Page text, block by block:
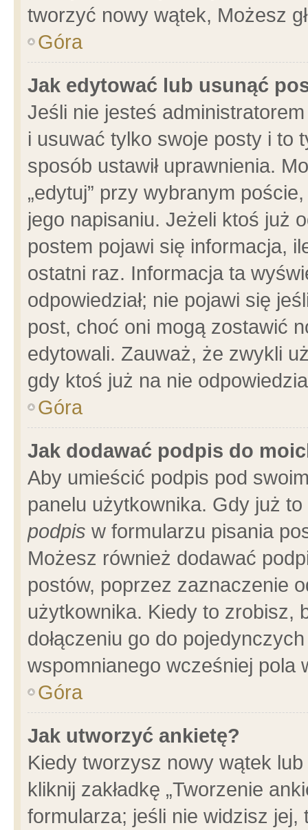
tworzyć nowy wątek, Możesz
Góra
Jak edytować lub usunąć
Jeśli nie jesteś
i usuwać tylko swoje posty i to
sposób ustawił uprawnienia.
„edytuj” przy wybranym
jego napisaniu. Jeżeli ktoś już
postem pojawi się informacja,
ostatni raz. Informacja ta
odpowiedział; nie pojawi się
post, choć oni mogą zostawić
edytowali. Zauważ, że zwykli
gdy ktoś już na nie
Góra
Jak dodawać podpis do
Aby umieścić podpis pod
panelu użytkownika. Gdy już
podpis w formularzu pisania
Możesz również dodawać
postów, poprzez zaznaczenie
użytkownika. Kiedy to zrobisz,
dołączeniu go do
wspomnianego wcześniej pola
Góra
Jak utworzyć ankietę?
Kiedy tworzysz nowy wątek
kliknij zakładkę „Tworzenie
formularza; jeśli nie widzisz